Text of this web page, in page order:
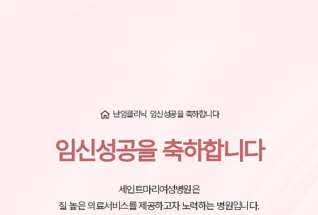
난임클리닉 임신성공을 축하합니다
임신성공을 축하합니다
세인트마리여성병원은
질 높은 의료서비스를 제공하고자 노력하는 병원입니다.